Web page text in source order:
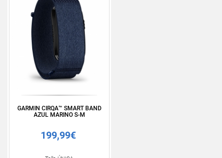
GARMIN CIRQA™ SMART BAND
AZUL MARINO S-M
199,99€